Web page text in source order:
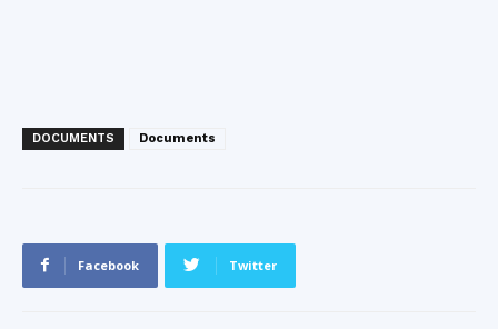
DOCUMENTS Documents
Facebook Twitter